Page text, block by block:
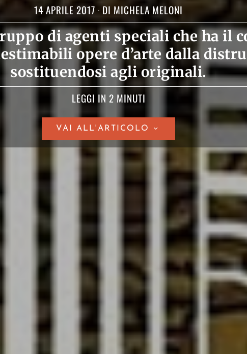
14 APRILE 2017 DI MICHELA MELONI
di agenti speciali che ha il
opere d’arte dalla
sostituendosi agli originali.
LEGGI IN 2 MINUTI
VAI ALL'ARTICOLO